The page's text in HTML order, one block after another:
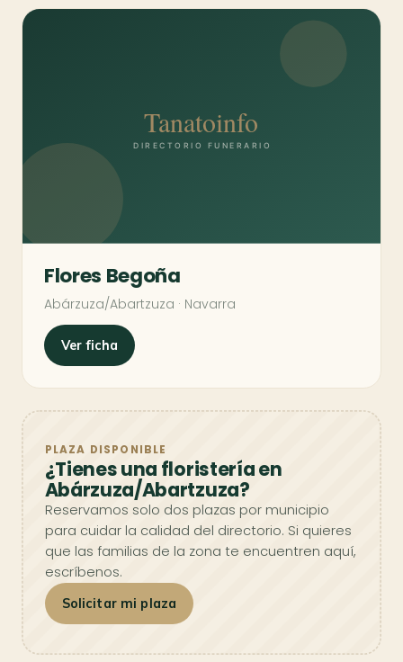
Flores Begoña
Abárzuza/Abartzuza · Navarra
Ver ficha
PLAZA DISPONIBLE
¿Tienes una floristería en
Abárzuza/Abartzuza?
Reservamos solo dos plazas por municipio
para cuidar la calidad del directorio. Si quieres
que las familias de la zona te encuentren aquí,
escríbenos.
Solicitar mi plaza